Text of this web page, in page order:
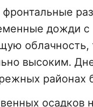
дожди
облачность,
высоким.
районах
осадков